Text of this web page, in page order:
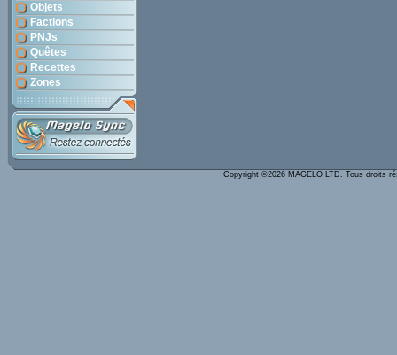
Objets
Factions
PNJs
Quêtes
Recettes
Zones
Copyright ©2026 MAGELO LTD. Tous droits